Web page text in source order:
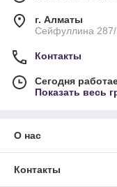
г. Алматы
Сейфуллина
Контакты
Сегодня
Показать весь
О нас
Контакты